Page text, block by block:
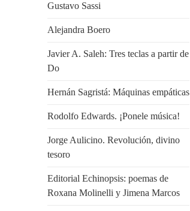
Gustavo Sassi
Alejandra Boero
Javier A. Saleh: Tres teclas a partir de
Do
Hernán Sagristá: Máquinas empáticas
Rodolfo Edwards. ¡Ponele música!
Jorge Aulicino. Revolución, divino
tesoro
Editorial Echinopsis: poemas de
Roxana Molinelli y Jimena Marcos